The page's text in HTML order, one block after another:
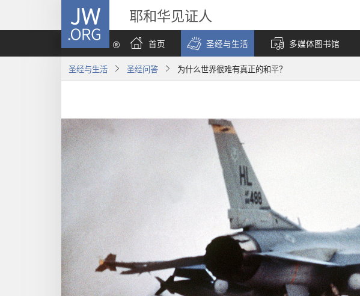
JW.ORG 耶和华见证人
首页
圣经与生活 多媒体图书馆
圣经与生活 圣经问答 为什么世界很难有真正的和平？